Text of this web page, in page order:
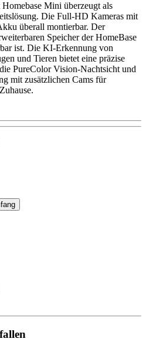
Mini überzeugt als
Die Full-HD Kameras mit
überall montierbar. Der
Speicher der HomeBase
ist. Die KI-Erkennung von
und Tieren bietet eine präzise
PureColor Vision-Nachtsicht und
mit zusätzlichen Cams für